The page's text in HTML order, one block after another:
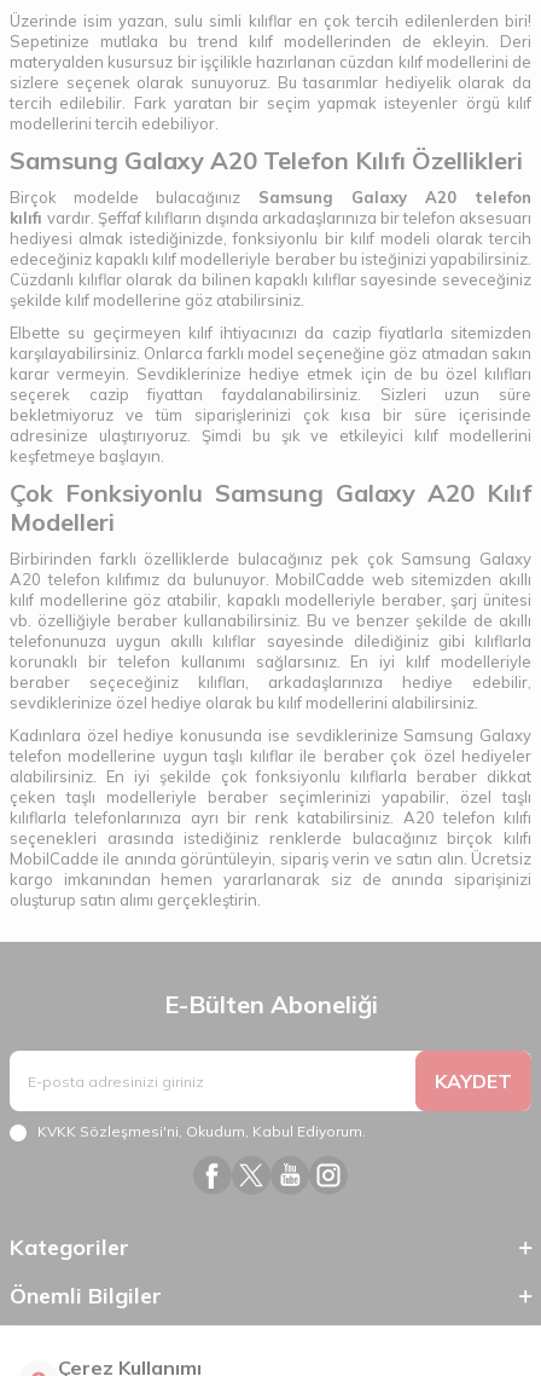
Üzerinde isim yazan, sulu simli kılıflar en çok tercih edilenlerden biri!
Sepetinize mutlaka bu trend kılıf modellerinden de ekleyin. Deri
materyalden kusursuz bir işçilikle hazırlanan cüzdan kılıf modellerini de
sizlere seçenek olarak sunuyoruz. Bu tasarımlar hediyelik olarak da
tercih edilebilir. Fark yaratan bir seçim yapmak isteyenler örgü kılıf
modellerini tercih edebiliyor.
Samsung Galaxy A20 Telefon Kılıfı Özellikleri
Birçok modelde bulacağınız Samsung Galaxy A20 telefon
kılıfı vardır. Şeffaf kılıfların dışında arkadaşlarınıza bir telefon aksesuarı
hediyesi almak istediğinizde, fonksiyonlu bir kılıf modeli olarak tercih
edeceğiniz kapaklı kılıf modelleriyle beraber bu isteğinizi yapabilirsiniz.
Cüzdanlı kılıflar olarak da bilinen kapaklı kılıflar sayesinde seveceğiniz
şekilde kılıf modellerine göz atabilirsiniz.
Elbette su geçirmeyen kılıf ihtiyacınızı da cazip fiyatlarla sitemizden
karşılayabilirsiniz. Onlarca farklı model seçeneğine göz atmadan sakın
karar vermeyin. Sevdiklerinize hediye etmek için de bu özel kılıfları
seçerek cazip fiyattan faydalanabilirsiniz. Sizleri uzun süre
bekletmiyoruz ve tüm siparişlerinizi çok kısa bir süre içerisinde
adresinize ulaştırıyoruz. Şimdi bu şık ve etkileyici kılıf modellerini
keşfetmeye başlayın.
Çok Fonksiyonlu Samsung Galaxy A20 Kılıf
Modelleri
Birbirinden farklı özelliklerde bulacağınız pek çok Samsung Galaxy
A20 telefon kılıfımız da bulunuyor. MobilCadde web sitemizden akıllı
kılıf modellerine göz atabilir, kapaklı modelleriyle beraber, şarj ünitesi
vb. özelliğiyle beraber kullanabilirsiniz. Bu ve benzer şekilde de akıllı
telefonunuza uygun akıllı kılıflar sayesinde dilediğiniz gibi kılıflarla
korunaklı bir telefon kullanımı sağlarsınız. En iyi kılıf modelleriyle
beraber seçeceğiniz kılıfları, arkadaşlarınıza hediye edebilir,
sevdiklerinize özel hediye olarak bu kılıf modellerini alabilirsiniz.
Kadınlara özel hediye konusunda ise sevdiklerinize Samsung Galaxy
telefon modellerine uygun taşlı kılıflar ile beraber çok özel hediyeler
alabilirsiniz. En iyi şekilde çok fonksiyonlu kılıflarla beraber dikkat
çeken taşlı modelleriyle beraber seçimlerinizi yapabilir, özel taşlı
kılıflarla telefonlarınıza ayrı bir renk katabilirsiniz. A20 telefon kılıfı
seçenekleri arasında istediğiniz renklerde bulacağınız birçok kılıfı
MobilCadde ile anında görüntüleyin, sipariş verin ve satın alın. Ücretsiz
kargo imkanından hemen yararlanarak siz de anında siparişinizi
oluşturup satın alımı gerçekleştirin.
E-Bülten Aboneliği
KAYDET
KVKK Sözleşmesi'ni, Okudum, Kabul Ediyorum.
Kategoriler
Önemli Bilgiler
Çerez Kullanımı